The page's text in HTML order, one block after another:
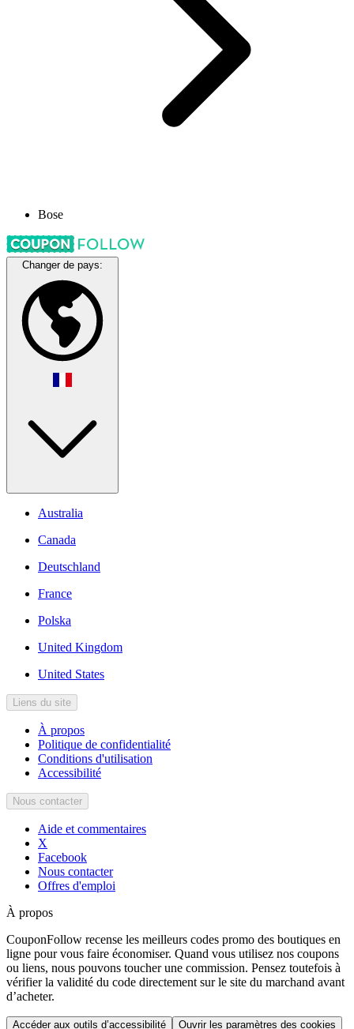
Bose
Changer de pays:
Australia
Canada
Deutschland
France
Polska
United Kingdom
United States
Liens du site
À propos
Politique de confidentialité
Conditions d'utilisation
Accessibilité
Nous contacter
Aide et commentaires
X
Facebook
Nous contacter
Offres d'emploi
À propos
CouponFollow recense les meilleurs codes promo des boutiques en
ligne pour vous faire économiser. Quand vous utilisez nos coupons
ou liens, nous pouvons toucher une commission. Pensez toutefois à
vérifier la validité du code directement sur le site du marchand avant
d’acheter.
Accéder aux outils d’accessibilité Ouvrir les paramètres des cookies